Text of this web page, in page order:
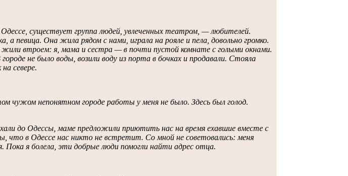
существует группа людей, увлеченных театром, — любителей.
а певица. Она жила рядом с нами, играла на рояле и пела, довольно громко.
втроем: я, мама и сестра — в почти пустой комнате с голыми окнами.
не было воды, возили воду из порта в бочках и продавали. Стояла
севере.
чужом непонятном городе работы у меня не было. Здесь был голод.
до Одессы, маме предложили приютить нас на время ехавшие вместе с
что в Одессе нас никто не встретит. Со мной не советовались: меня
Пока я болела, эти добрые люди помогли найти адрес отца.